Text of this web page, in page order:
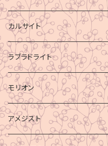
カルサイト
ラブラドライト
モリオン
アメジスト